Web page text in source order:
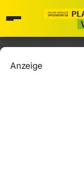
Anzeige